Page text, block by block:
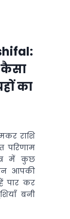
कैसा
का
राशि
परिणाम
में कुछ
आपकी
पार कर
बनी